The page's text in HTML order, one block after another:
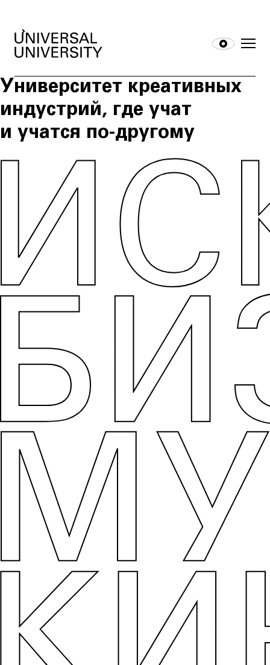
Университет креативных
индустрий, где учат
и учатся по‑другому